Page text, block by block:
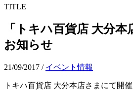
TITLE
「トキハ百貨店 大分
お知らせ
21/09/2017 / イベント情報
トキハ百貨店 大分本店さまにて開